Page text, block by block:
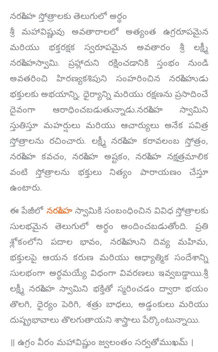
నరసింహ స్తోత్రాలకు తెలుగులో అర్థం
శ్రీ మహావిష్ణువు అవతారాలలో అత్యంత ఉగ్రరూపమైన
మరియు భక్తరక్షక స్వరూపమైన అవతారం శ్రీ లక్ష్మీ
నరసింహస్వామి. ప్రహ్లాదుని రక్షించడానికి స్తంభం నుండి
అవతరించి హిరణ్యకశిపుని సంహరించిన నరసింహుడు
భక్తులకు అభయాన్ని, ధైర్యాన్ని మరియు రక్షణను ప్రసాదించే
దైవంగా ఆరాధించబడుతున్నాడు.నరసింహ స్వామిని
స్తుతిస్తూ మహర్షులు మరియు ఆచార్యులు అనేక పవిత్ర
స్తోత్రాలను రచించారు. లక్ష్మీ నరసింహ కరావలంబ స్తోత్రం,
నరసింహ కవచం, నరసింహ అష్టకం, నరసింహ నక్షత్రమాలిక
వంటి స్తోత్రాలను భక్తులు నిత్యం పారాయణం చేస్తూ
ఉంటారు.
ఈ పేజీలో నరసింహ స్వామికి సంబంధించిన వివిధ స్తోత్రాలకు
సులభమైన తెలుగులో అర్థం అందించబడుతోంది. ప్రతి
శ్లోకంలోని పదాల భావం, నరసింహుని దివ్య మహిమ,
భక్తులపై ఆయన కరుణ మరియు ఆధ్యాత్మిక సందేశాన్ని
సులభంగా అర్థమయ్యే విధంగా వివరణలు ఇవ్వబడ్డాయి.శ్రీ
లక్ష్మీ నరసింహ స్వామిని భక్తితో స్మరించడం ద్వారా భయం
తొలగి, ధైర్యం పెరిగి, శత్రు బాధలు, అడ్డంకులు మరియు
దుష్ప్రభావాలు తొలగుతాయని శాస్త్రాలు పేర్కొంటున్నాయి.
॥ ఉగ్రం వీరం మహావిష్ణుం జ్వలంతం సర్వతోముఖమ్ ।